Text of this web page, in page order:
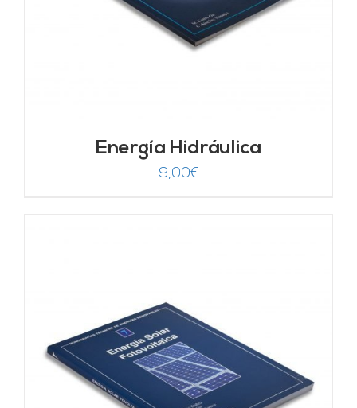
Energía Hidráulica
9,00€